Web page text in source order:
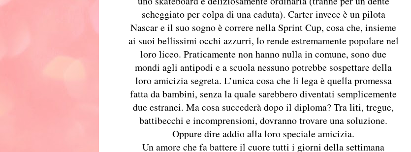
scheggiato per colpa di una caduta). Carter invece è un pilota
Nascar e il suo sogno è correre nella Sprint Cup, cosa che, insieme
ai suoi bellissimi occhi azzurri, lo rende estremamente popolare nel
loro liceo. Praticamente non hanno nulla in comune, sono due
mondi agli antipodi e a scuola nessuno potrebbe sospettare della
loro amicizia segreta. L’unica cosa che li lega è quella promessa
fatta da bambini, senza la quale sarebbero diventati semplicemente
due estranei. Ma cosa succederà dopo il diploma? Tra liti, tregue,
battibecchi e incomprensioni, dovranno trovare una soluzione.
Oppure dire addio alla loro speciale amicizia.
Un amore che fa battere il cuore tutti i giorni della settimana